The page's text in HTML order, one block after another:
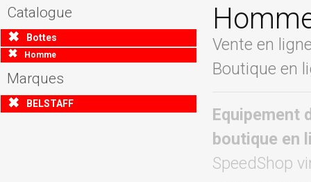
Catalogue
Bottes
Homme
Marques
BELSTAFF
Vente en
Boutique en
Equipement
boutique en
SpeedShop